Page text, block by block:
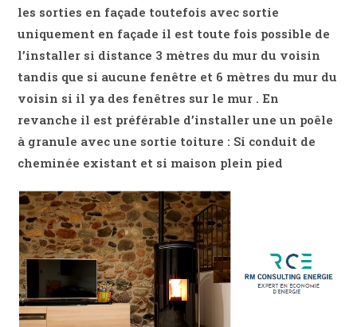
les sorties en façade toutefois avec sortie
uniquement en façade il est toute fois possible de
l’installer si distance 3 mètres du mur du voisin
tandis que si aucune fenêtre et 6 mètres du mur du
voisin si il ya des fenêtres sur le mur . En
revanche il est préférable d’installer une un poêle
à granule avec une sortie toiture : Si conduit de
cheminée existant et si maison plein pied